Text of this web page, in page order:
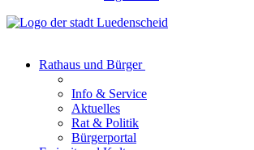
Rathaus und Bürger
Info & Service
Aktuelles
Rat & Politik
Bürgerportal